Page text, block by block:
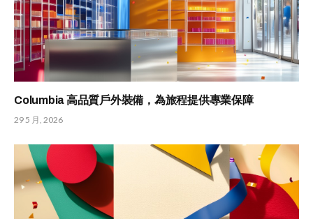
Columbia 高品質戶外裝備，為旅程提供專業保障
29 5 月, 2026